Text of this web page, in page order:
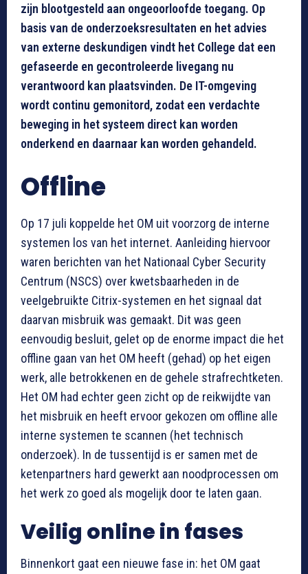
zijn blootgesteld aan ongeoorloofde toegang. Op
basis van de onderzoeksresultaten en het advies
van externe deskundigen vindt het College dat een
gefaseerde en gecontroleerde livegang nu
verantwoord kan plaatsvinden. De IT-omgeving
wordt continu gemonitord, zodat een verdachte
beweging in het systeem direct kan worden
onderkend en daarnaar kan worden gehandeld.
Offline
Op 17 juli koppelde het OM uit voorzorg de interne
systemen los van het internet. Aanleiding hiervoor
waren berichten van het Nationaal Cyber Security
Centrum (NSCS) over kwetsbaarheden in de
veelgebruikte Citrix-systemen en het signaal dat
daarvan misbruik was gemaakt. Dit was geen
eenvoudig besluit, gelet op de enorme impact die het
offline gaan van het OM heeft (gehad) op het eigen
werk, alle betrokkenen en de gehele strafrechtketen.
Het OM had echter geen zicht op de reikwijdte van
het misbruik en heeft ervoor gekozen om offline alle
interne systemen te scannen (het technisch
onderzoek). In de tussentijd is er samen met de
ketenpartners hard gewerkt aan noodprocessen om
het werk zo goed als mogelijk door te laten gaan.
Veilig online in fases
Binnenkort gaat een nieuwe fase in: het OM gaat